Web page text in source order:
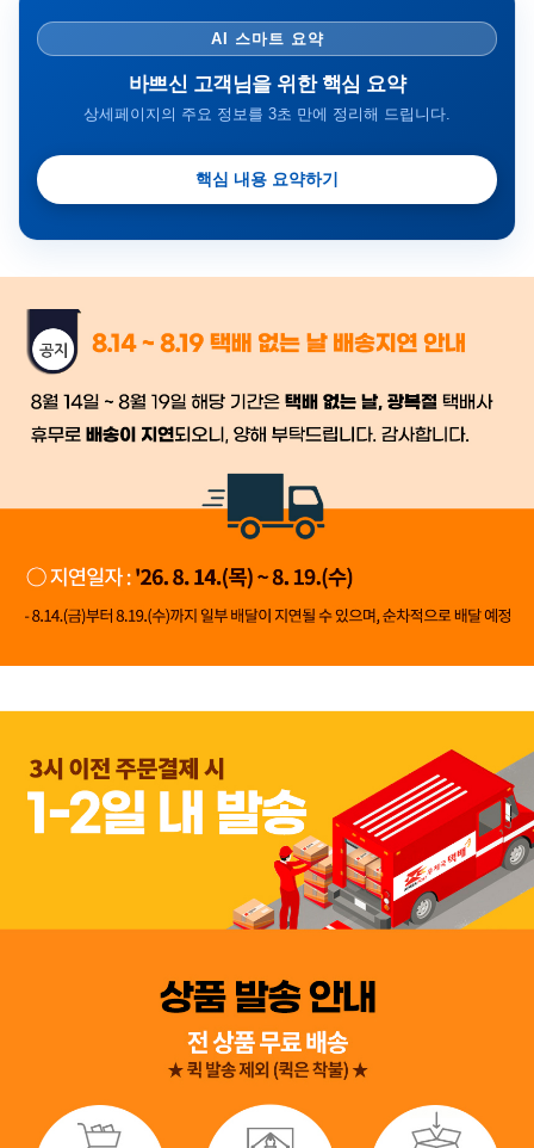
AI 스마트 요약
바쁘신 고객님을 위한 핵심 요약
상세페이지의 주요 정보를 3초 만에 정리해 드립니다.
핵심 내용 요약하기
금일 시세가 적용
배송
시작 후 환불이 불가